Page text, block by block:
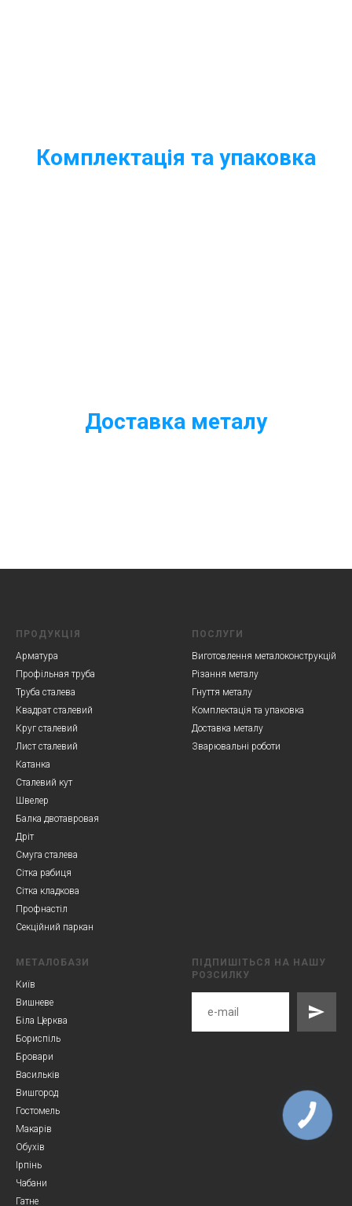
Комплектація та упаковка
Доставка металу
ПРОДУКЦІЯ
Арматура
Профільная труба
Труба сталева
Квадрат сталевий
Круг сталевий
Лист сталевий
Катанка
Сталевий кут
Швелер
Балка двотавровая
Дріт
Смуга сталева
Сітка рабиця
Сітка кладкова
Профнастіл
Секційний паркан
ПОСЛУГИ
Виготовлення металоконструкцій
Різання металу
Гнуття металу
Комплектація та упаковка
Доставка металу
Зварювальні роботи
МЕТАЛОБАЗИ
Київ
Вишневе
Біла Церква
Бориспіль
Бровари
Васильків
Вишгород
Гостомель
Макарів
Обухів
Ірпінь
Чабани
Гатне
ПІДПИШІТЬСЯ НА НАШУ
РОЗСИЛКУ